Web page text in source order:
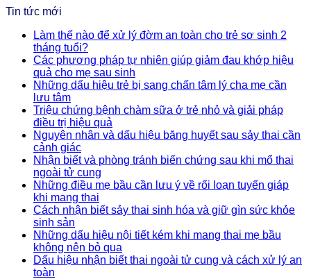
Tin tức mới
Làm thế nào để xử lý đờm an toàn cho trẻ sơ sinh 2
tháng tuổi?
Các phương pháp tự nhiên giúp giảm đau khớp hiệu
quả cho mẹ sau sinh
Những dấu hiệu trẻ bị sang chấn tâm lý cha mẹ cần
lưu tâm
Triệu chứng bệnh chàm sữa ở trẻ nhỏ và giải pháp
điều trị hiệu quả
Nguyên nhân và dấu hiệu băng huyết sau sảy thai cần
cảnh giác
Nhận biết và phòng tránh biến chứng sau khi mổ thai
ngoài tử cung
Những điều mẹ bầu cần lưu ý về rối loạn tuyến giáp
khi mang thai
Cách nhận biết sảy thai sinh hóa và giữ gìn sức khỏe
sinh sản
Những dấu hiệu nội tiết kém khi mang thai mẹ bầu
không nên bỏ qua
Dấu hiệu nhận biết thai ngoài tử cung và cách xử lý an
toàn